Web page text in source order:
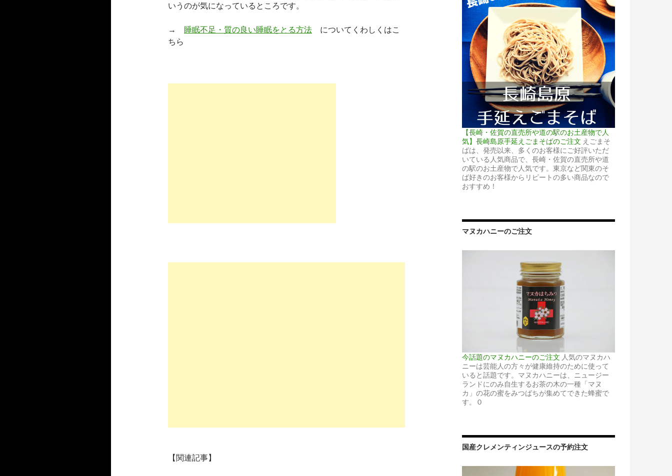
いうのが気になっているところです。
→ 睡眠不足・質の良い睡眠をとる方法 についてくわしくはこ
ちら
【関連記事】
【長崎・佐賀の直売所や道の駅のお土産物で人
気】長崎島原手延えごまそばのご注文 えごまそ
ばは、発売以来、多くのお客様にご好評いただ
いている人気商品で、長崎・佐賀の直売所や道
の駅のお土産物で人気です。東京など関東のそ
ば好きのお客様からリピートの多い商品なので
おすすめ！
マヌカハニーのご注文
今話題のマヌカハニーのご注文 人気のマヌカハ
ニーは芸能人の方々が健康維持のために使って
いると話題です。マヌカハニーは、ニュージー
ランドにのみ自生するお茶の木の一種「マヌ
カ」の花の蜜をみつばちが集めてできた蜂蜜で
す。 0
国産クレメンティンジュースの予約注文